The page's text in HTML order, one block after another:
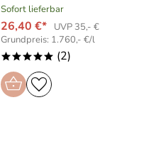
Sofort lieferbar
26,40 €*
UVP 35,- €
Grundpreis: 1.760,- €/l
***** (2)